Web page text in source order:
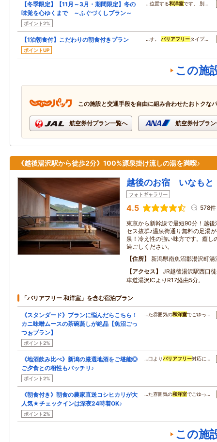
【冬季限定】【11月～3月・期間限定】冬の
味覚を心ゆくまで ～ふぐづくしプラン～
ポイント2%
…位置する和洋室です。 別…
【1泊朝食付】こだわりの朝食付きプラン
ポイントUP
…す。バリアフリータイプ…
この施
この施設と交通手段を自由に組み合わせたおトクな
航空券付プラン一覧へ 航空券付プラ
《越後湯沢駅から徒歩2分》100%源泉掛け流しの湯を満喫♪
越後のお宿 いなもと
フォトギャラリー
4.5 578件
東京から新幹線で最短90分！越
セス抜群♪温泉街通り無料の足湯
泉！冷え性の強い味方です。癒し
過ごしください。
住所
新潟県南魚沼郡湯沢町湯
アクセス
JR越後湯沢駅西口
車道湯沢ICよりR17経由5分。
「バリアフリー 和洋室」を含む宿泊プラン
《スタンダード》プランに悩んだらこちら！
カニ味噌ムースの茶碗蒸しが絶品【魚沼ごっ
つぉプラン】
ポイント2%
…た雰囲気の和洋室でごゆっ…
《地酒飲み比べ》新潟の厳選地酒をご堪能◎
ご夕食との相性もバッチリ♪
ポイント2%
…口よりバリアフリー対応に…
《朝食付き》朝食の農家直送コシヒカリが大
人気★チェックインは深夜24時着OK♪
ポイント2%
…た雰囲気の和洋室でごゆっ…
この施